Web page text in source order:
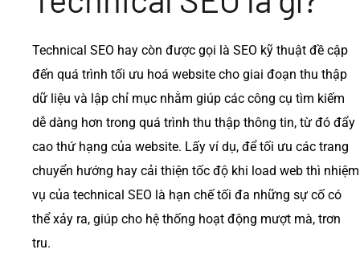
Technical SEO hay còn được gọi là SEO kỹ thuật đề cập
đến quá trình tối ưu hoá website cho giai đoạn thu thập
dữ liệu và lập chỉ mục nhằm giúp các công cụ tìm kiếm
dễ dàng hơn trong quá trình thu thập thông tin, từ đó đẩy
cao thứ hạng của website. Lấy ví dụ, để tối ưu các trang
chuyển hướng hay cải thiện tốc độ khi load web thì nhiệm
vụ của technical SEO là hạn chế tối đa những sự cố có
thể xảy ra, giúp cho hệ thống hoạt động mượt mà, trơn
tru.